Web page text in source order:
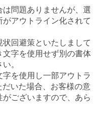
問題ありませんが、選
アウトライン化されて
状回避策といたしまして
字を使用せず別の書体
。
字を使用し一部アウトラ
いた場合、お客様の意
ございますので、あら